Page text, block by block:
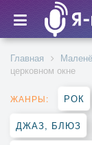
Главная
церковном окне
ЖАНРЫ: РОК
ДЖАЗ, БЛЮЗ